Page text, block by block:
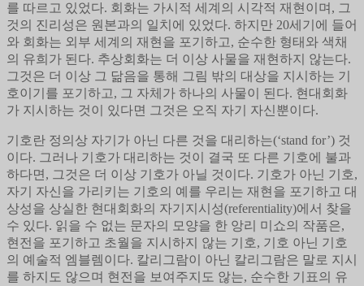
를 따르고 있었다. 회화는 가시적 세계의 시각적 재현이며, 그
것의 진리성은 원본과의 일치에 있었다. 하지만 20세기에 들어
와 회화는 외부 세계의 재현을 포기하고, 순수한 형태와 색채
의 유희가 된다. 추상회화는 더 이상 사물을 재현하지 않는다.
그것은 더 이상 그 닮음을 통해 그림 밖의 대상을 지시하는 기
호이기를 포기하고, 그 자체가 하나의 사물이 된다. 현대회화
가 지시하는 것이 있다면 그것은 오직 자기 자신뿐이다.
기호란 정의상 자기가 아닌 다른 것을 대리하는(‘stand for’) 것
이다. 그러나 기호가 대리하는 것이 결국 또 다른 기호에 불과
하다면, 그것은 더 이상 기호가 아닐 것이다. 기호가 아닌 기호,
자기 자신을 가리키는 기호의 예를 우리는 재현을 포기하고 대
상성을 상실한 현대회화의 자기지시성(referentiality)에서 찾을
수 있다. 읽을 수 없는 문자의 모양을 한 앙리 미쇼의 작품은,
현전을 포기하고 초월을 지시하지 않는 기호, 기호 아닌 기호
의 예술적 엠블렘이다. 칼리그람이 아닌 칼리그람은 말로 지시
를 하지도 않으며 현전을 보여주지도 않는, 순수한 기표의 유